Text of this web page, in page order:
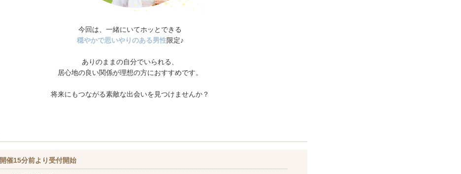
今回は、一緒にいてホッとできる
穏やかで思いやりのある男性限定♪
ありのままの自分でいられる、
居心地の良い関係が理想の方におすすめです。
将来にもつながる素敵な出会いを見つけませんか？
開催15分前より受付開始